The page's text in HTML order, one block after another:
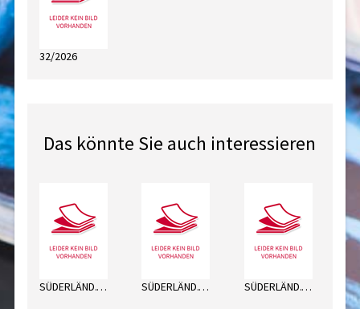
32/2026
Das könnte Sie auch interessieren
SÜDERLÄND.VOLKSFR.MI SÜDERLÄND.VOLKSFR.DO SÜDERLÄND.VOLKSFR.FR